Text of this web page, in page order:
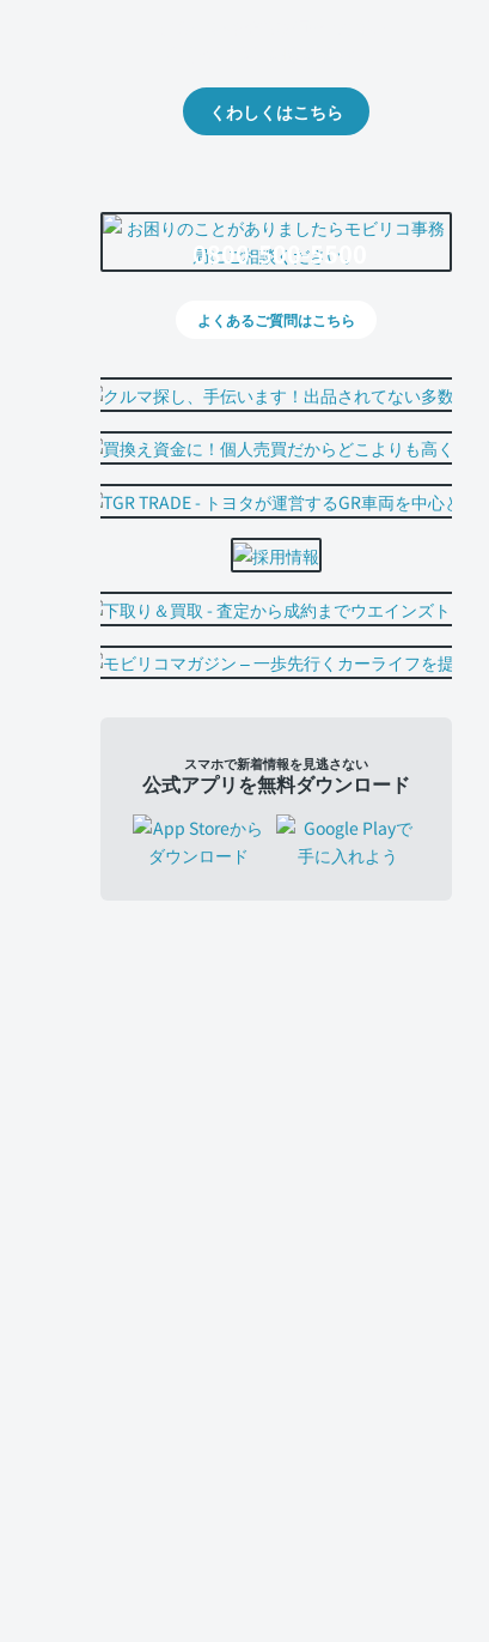
くわしくはこちら
0800-500-5500
よくあるご質問はこちら
スマホで新着情報を見逃さない
公式アプリを無料ダウンロード